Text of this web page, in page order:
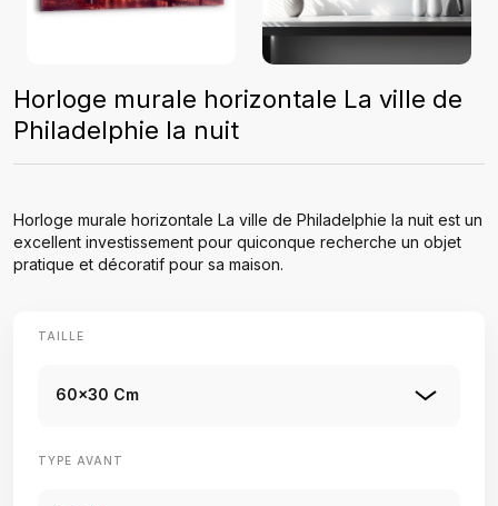
Horloge murale horizontale La ville de
Philadelphie la nuit
Horloge murale horizontale La ville de Philadelphie la nuit est un
excellent investissement pour quiconque recherche un objet
pratique et décoratif pour sa maison.
TAILLE
60x30 Cm
TYPE AVANT